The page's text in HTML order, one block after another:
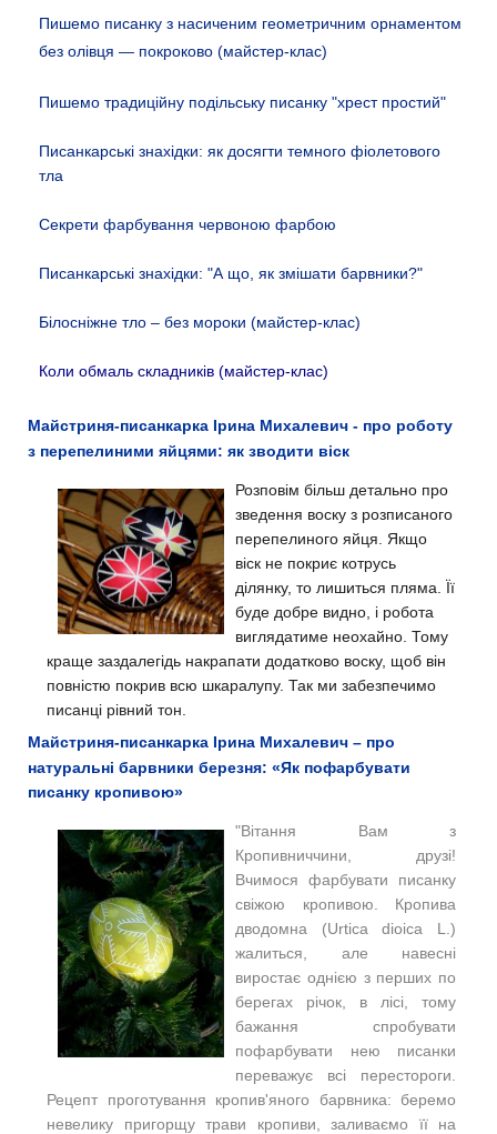
Пишемо писанку з насиченим геометричним орнаментом
без олівця — покроково (майстер-клас)
Пишемо традиційну подільську писанку "хрест простий"​
Писанкарські знахідки: як досягти темного фіолетового
тла
Секрети фарбування червоною фарбою
Писанкарські знахідки: "А що, як змішати барвники?"
Білосніжне тло – без мороки (майстер-клас)
Коли обмаль складників (майстер-клас)
Майстриня-писанкарка Ірина Михалевич - про роботу
з перепелиними яйцями: як зводити віск
Розповім більш детально про
зведення воску з розписаного
перепелиного яйця. Якщо
віск не покриє котрусь
ділянку, то лишиться пляма. Її
буде добре видно, і робота
виглядатиме неохайно. Тому
краще заздалегідь накрапати додатково воску, щоб він
повністю покрив всю шкаралупу. Так ми забезпечимо
писанці рівний тон.
Майстриня-писанкарка Ірина Михалевич – про
натуральні барвники березня: «Як пофарбувати
писанку кропивою»
"Вітання Вам з
Кропивниччини, друзі!
Вчимося фарбувати писанку
свіжою кропивою. Кропива
дводомна (Urtica dioica L.)
жалиться, але навесні
виростає однією з перших по
берегах річок, в лісі, тому
бажання спробувати
пофарбувати нею писанки
переважує всі перестороги.
Рецепт проготування кропив'яного барвника: беремо
невелику пригорщу трави кропиви, заливаємо її на